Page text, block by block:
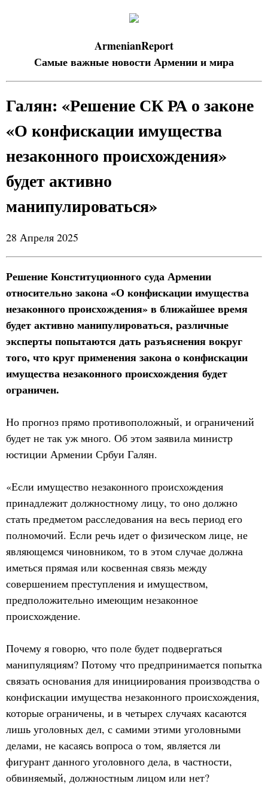
ArmenianReport
Самые важные новости Армении и мира
Галян: «Решение СК РА о законе
«О конфискации имущества
незаконного происхождения»
будет активно
манипулироваться»
28 Апреля 2025
Решение Конституционного суда Армении
относительно закона «О конфискации имущества
незаконного происхождения» в ближайшее время
будет активно манипулироваться, различные
эксперты попытаются дать разъяснения вокруг
того, что круг применения закона о конфискации
имущества незаконного происхождения будет
ограничен.
Но прогноз прямо противоположный, и ограничений
будет не так уж много. Об этом заявила министр
юстиции Армении Србуи Галян.
«Если имущество незаконного происхождения
принадлежит должностному лицу, то оно должно
стать предметом расследования на весь период его
полномочий. Если речь идет о физическом лице, не
являющемся чиновником, то в этом случае должна
иметься прямая или косвенная связь между
совершением преступления и имуществом,
предположительно имеющим незаконное
происхождение.
Почему я говорю, что поле будет подвергаться
манипуляциям? Потому что предпринимается попытка
связать основания для инициирования производства о
конфискации имущества незаконного происхождения,
которые ограничены, и в четырех случаях касаются
лишь уголовных дел, с самими этими уголовными
делами, не касаясь вопроса о том, является ли
фигурант данного уголовного дела, в частности,
обвиняемый, должностным лицом или нет?